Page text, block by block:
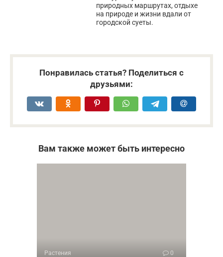
природных маршрутах, отдыхе
на природе и жизни вдали от
городской суеты.
Понравилась статья? Поделиться с
друзьями:
Вам также может быть интересно
Растения 0